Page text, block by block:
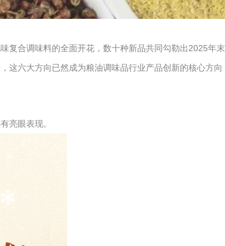
合调味料的全面开花，数十种新品共同勾勒出2025年末
这六大方向已然成为粮油调味品行业产品创新的核心方
亮眼表现。